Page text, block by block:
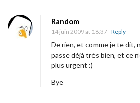
Random
14 juin 2009 at 18:37- Reply
De rien, et comme je te dit,
passe déjà très bien, et ce
plus urgent :)
Bye